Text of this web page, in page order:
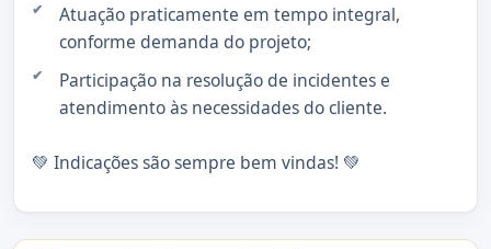
Atuação praticamente em tempo integral,
conforme demanda do projeto;
Participação na resolução de incidentes e
atendimento às necessidades do cliente.
💚 Indicações são sempre bem vindas! 💚